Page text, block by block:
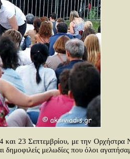
14 και 23 Σεπτεμβρίου, με την
μελωδίες που όλοι